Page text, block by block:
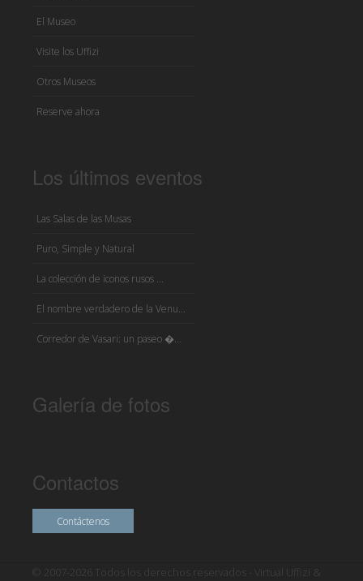
El Museo
Visite los Uffizi
Otros Museos
Reserve ahora
Los últimos eventos
Las Salas de las Musas
Puro, Simple y Natural
La colección de iconos rusos ...
El nombre verdadero de la Venu...
Corredor de Vasari: un paseo �...
Galería de fotos
Contactos
Contáctenos
© 2007-2026 Todos los derechos reservados - Virtual Uffizi &